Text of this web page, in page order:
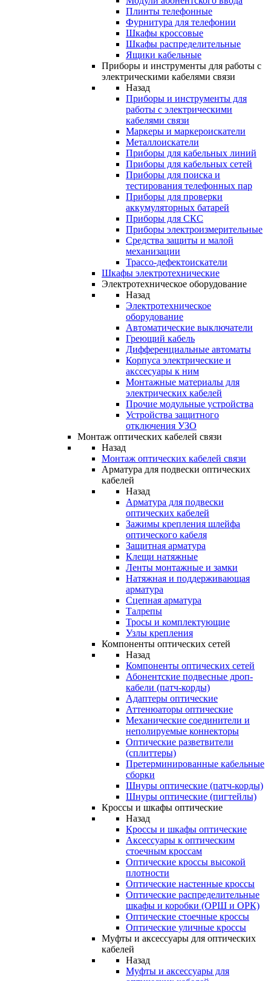
Плинты телефонные
Фурнитура для телефонии
Шкафы кроссовые
Шкафы распределительные
Ящики кабельные
Приборы и инструменты для работы с
электрическими кабелями связи
Назад
Приборы и инструменты для
работы с электрическими
кабелями связи
Маркеры и маркероискатели
Металлоискатели
Приборы для кабельных линий
Приборы для кабельных сетей
Приборы для поиска и
тестирования телефонных пар
Приборы для проверки
аккумуляторных батарей
Приборы для СКС
Приборы электроизмерительные
Средства защиты и малой
механизации
Трассо-дефектоискатели
Шкафы электротехнические
Электротехническое оборудование
Назад
Электротехническое
оборудование
Автоматические выключатели
Греющий кабель
Дифференциальные автоматы
Корпуса электрические и
акссесуары к ним
Монтажные материалы для
электрических кабелей
Прочие модульные устройства
Устройства защитного
отключения УЗО
Монтаж оптических кабелей связи
Назад
Монтаж оптических кабелей связи
Арматура для подвески оптических
кабелей
Назад
Арматура для подвески
оптических кабелей
Зажимы крепления шлейфа
оптического кабеля
Защитная арматура
Клещи натяжные
Ленты монтажные и замки
Натяжная и поддерживающая
арматура
Сцепная арматура
Талрепы
Тросы и комплектующие
Узлы крепления
Компоненты оптических сетей
Назад
Компоненты оптических сетей
Абонентские подвесные дроп-
кабели (патч-корды)
Адаптеры оптические
Аттенюаторы оптические
Механические соединители и
неполируемые коннекторы
Оптические разветвители
(сплиттеры)
Претерминированные кабельные
сборки
Шнуры оптические (патч-корды)
Шнуры оптические (пигтейлы)
Кроссы и шкафы оптические
Назад
Кроссы и шкафы оптические
Аксессуары к оптическим
стоечным кроссам
Оптические кроссы высокой
плотности
Оптические настенные кроссы
Оптические распределительные
шкафы и коробки (ОРШ и ОРК)
Оптические стоечные кроссы
Оптические уличные кроссы
Муфты и аксессуары для оптических
кабелей
Назад
Муфты и аксессуары для